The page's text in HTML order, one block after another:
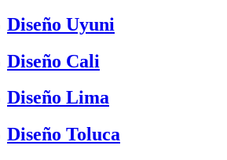
Diseño Uyuni
Diseño Cali
Diseño Lima
Diseño Toluca